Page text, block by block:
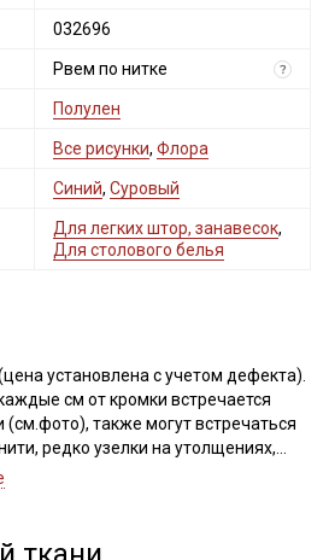
032696
Рвем по нитке ?
Полулен
Все рисунки, Флора
Синий, Суровый
Для легких штор, занавесок,
Для столового белья
установлена с учетом дефекта).
см от кромки встречается
также могут встречаться
редко узелки на утолщениях,
не окрашивалось, не
нитей, при продаже отрез